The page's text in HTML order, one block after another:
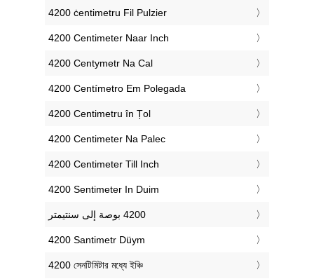
‎4200 ċentimetru Fil Pulzier
‎4200 Centimeter Naar Inch
‎4200 Centymetr Na Cal
‎4200 Centímetro Em Polegada
‎4200 Centimetru în Țol
‎4200 Centimeter Na Palec
‎4200 Centimeter Till Inch
‎4200 Sentimeter In Duim
‎4200 Santimetr Düym
‎4200 সেনটিমিটার মধ্যে ইঞ্চি